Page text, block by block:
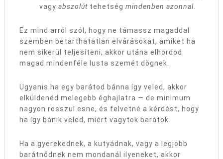
vagy abszolút tehetség mindenben azonnal
Ez mind arról szól, hogy ne támassz magaddal
szemben betarthatatlan elvárásokat, amiket ha
nem sikerül teljesíteni, akkor utána elhordod
magad mindenféle lusta szemét dögnek.
Ugyanis ha egy barátod bánna így veled, akkor
elküldenéd melegebb éghajlatra — de minimum
nagyon rosszul esne, és felvetné a kérdést, hogy
ha így bánik veled, miért vagytok barátok.
Ha a gyerekednek, a kutyádnak, vagy a legjobb
barátnődnek nem mondanál ilyeneket, akkor